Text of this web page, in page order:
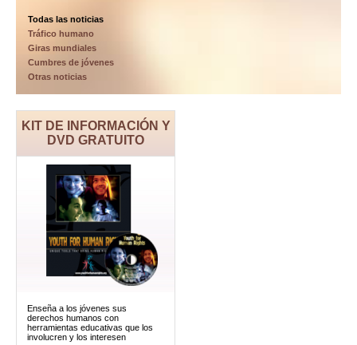
Todas las noticias
Tráfico humano
Giras mundiales
Cumbres de jóvenes
Otras noticias
KIT DE INFORMACIÓN Y
DVD GRATUITO
Enseña a los jóvenes sus
derechos humanos con
herramientas educativas que los
involucren y los interesen